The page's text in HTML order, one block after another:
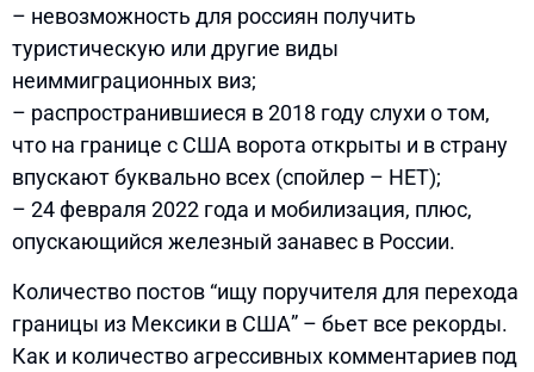
– невозможность для россиян получить
туристическую или другие виды
неиммиграционных виз;
– распространившиеся в 2018 году слухи о том,
что на границе с США ворота открыты и в страну
впускают буквально всех (спойлер – НЕТ);
– 24 февраля 2022 года и мобилизация, плюс,
опускающийся железный занавес в России.
Количество постов “ищу поручителя для перехода
границы из Мексики в США” – бьет все рекорды.
Как и количество агрессивных комментариев под